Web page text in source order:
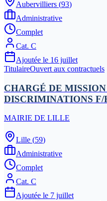
Aubervilliers (93)
Administrative
Complet
Cat. C
Ajoutée le 16 juillet
TitulaireOuvert aux contractuels
CHARGÉ DE
DISCRIMINATIONS F/
MAIRIE DE LILLE
Lille (59)
Administrative
Complet
Cat. C
Ajoutée le 7 juillet